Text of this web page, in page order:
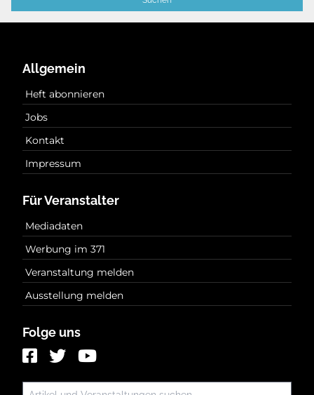
Allgemein
Heft abonnieren
Jobs
Kontakt
Impressum
Für Veranstalter
Mediadaten
Werbung im 371
Veranstaltung melden
Ausstellung melden
Folge uns